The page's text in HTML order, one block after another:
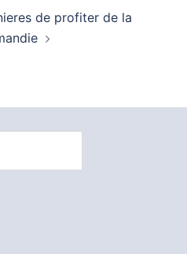
de profiter de la